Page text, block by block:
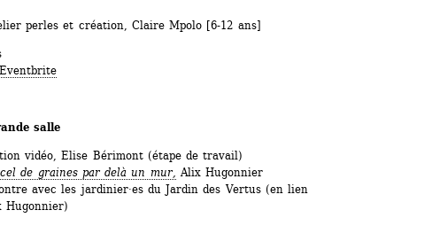
perles et création, Claire Mpolo [6-12 ans]
salle
vidéo, Elise Bérimont (étape de travail)
de graines par delà un mur, Alix Hugonnier
avec les jardinier·es du Jardin des Vertus (en lien
Hugonnier)